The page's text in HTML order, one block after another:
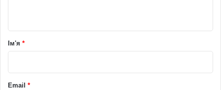
рІм'я *
Email *